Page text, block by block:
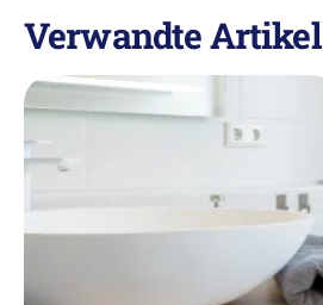
Verwandte Artikel